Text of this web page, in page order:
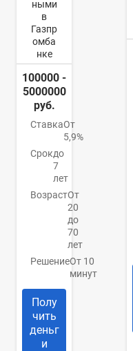
ными
в
Газпр
омба
нке
100000 -
5000000
руб.
СтавкаОт
5,9%
Срокдо
7
лет
ВозрастОт
20
до
70
лет
РешениеОт 10
минут
Полу
чить
деньг
и